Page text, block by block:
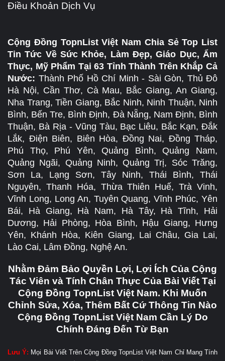
Điều Khoản Dịch Vụ
Cộng Đồng TopnList Việt Nam Chia Sẻ Top List
Tin Tức Về Sức Khỏe, Làm Đẹp, Giáo Dục, Ẩm
Thực, Mỹ Phẩm Tại 63 Tỉnh Thành Trên Khắp Cả
Nước: Thành Phố Hồ Chí Minh - Sài Gòn, Thủ Đô
Hà Nội, Cần Thơ, Cà Mau, Bắc Giang, An Giang,
Nha Trang, Tiền Giang, Bắc Ninh, Ninh Thuận, Ninh
Bình, Bến Tre, Bình Định, Đà Nẵng, Nam Định, Bình
Thuận, Bà Rịa - Vũng Tàu, Bạc Liêu, Bắc Kạn, Đắk
Lắk, Điện Biên, Biên Hòa, Đồng Nai, Đồng Tháp,
Phú Thọ, Phú Yên, Quảng Bình, Quảng Nam,
Quảng Ngãi, Quảng Ninh, Quảng Trị, Sóc Trăng,
Sơn La, Lạng Sơn, Tây Ninh, Thái Bình, Thái
Nguyên, Thanh Hóa, Thừa Thiên Huế, Trà Vinh,
Vĩnh Long, Long An, Tuyên Quang, Vĩnh Phúc, Yên
Bái, Hà Giang, Hà Nam, Hà Tây, Hà Tĩnh, Hải
Dương, Hải Phòng, Hòa Bình, Hậu Giang, Hưng
Yên, Khánh Hòa, Kiên Giang, Lai Châu, Gia Lai,
Lào Cai, Lâm Đồng, Nghệ An.
Nhằm Đảm Bảo Quyền Lợi, Lợi Ích Của Cộng
Tác Viên và Tính Chân Thực Của Bài Viết Tại
Cộng Đồng TopnList Việt Nam. Khi Muốn
Chỉnh Sửa, Xóa, Thêm Bất Cứ Thông Tin Nào
Cộng Đồng TopnList Việt Nam Cần Lý Do
Chính Đáng Đến Từ Bạn
Lưu Ý: Mọi Bài Viết Trên Cộng Đồng TopnList Việt Nam Chỉ Mang Tính